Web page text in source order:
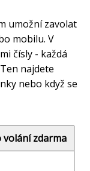
umožní zavolat
mobilu. V
čísly - každá
najdete
nebo když se
volání zdarma